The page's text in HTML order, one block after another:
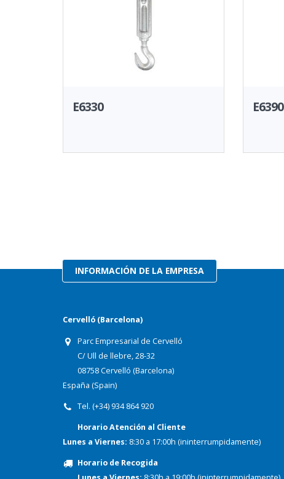
E6330 E6390
INFORMACIÓN DE LA EMPRESA
Cervelló (Barcelona)
Parc Empresarial de Cervelló
C/ Ull de llebre, 28-32
08758 Cervelló (Barcelona)
España (Spain)
Tel. (+34) 934 864 920
Horario Atención al Cliente
Lunes a Viernes: 8:30 a 17:00h (ininterrumpidamente)
Horario de Recogida